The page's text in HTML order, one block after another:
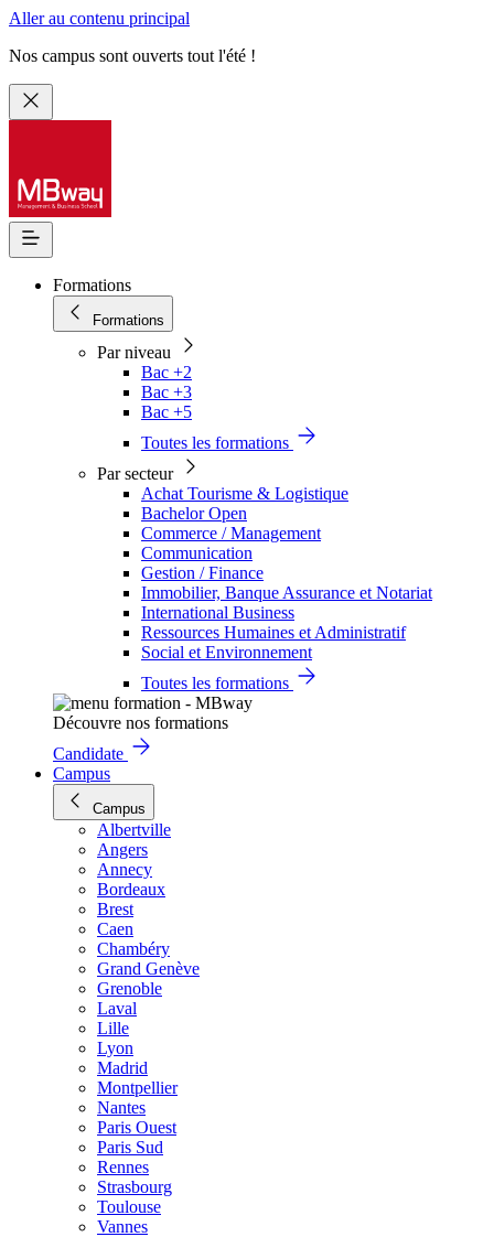
Aller au contenu principal
Nos campus sont ouverts tout l'été !
Formations
Formations
Par niveau
Bac +2
Bac +3
Bac +5
Toutes les formations
Par secteur
Achat Tourisme & Logistique
Bachelor Open
Commerce / Management
Communication
Gestion / Finance
Immobilier, Banque Assurance et Notariat
International Business
Ressources Humaines et Administratif
Social et Environnement
Toutes les formations
Découvre nos formations
Candidate
Campus
Campus
Albertville
Angers
Annecy
Bordeaux
Brest
Caen
Chambéry
Grand Genève
Grenoble
Laval
Lille
Lyon
Madrid
Montpellier
Nantes
Paris Ouest
Paris Sud
Rennes
Strasbourg
Toulouse
Vannes